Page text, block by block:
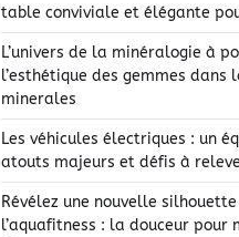
table conviviale et élégante
L’univers de la minéralogie à
l’esthétique des gemmes dans
minerales
Les véhicules électriques : un
atouts majeurs et défis à
Révélez une nouvelle
l’aquafitness : la douceur pour